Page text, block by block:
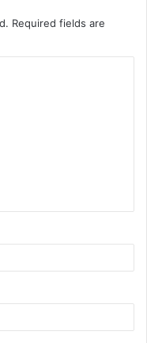
Required fields are